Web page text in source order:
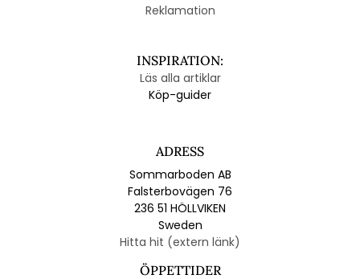
Reklamation
INSPIRATION:
Läs alla artiklar
Köp-guider
ADRESS
Sommarboden AB
Falsterbovägen 76
236 51 HÖLLVIKEN
Sweden
Hitta hit (extern länk)
ÖPPETTIDER